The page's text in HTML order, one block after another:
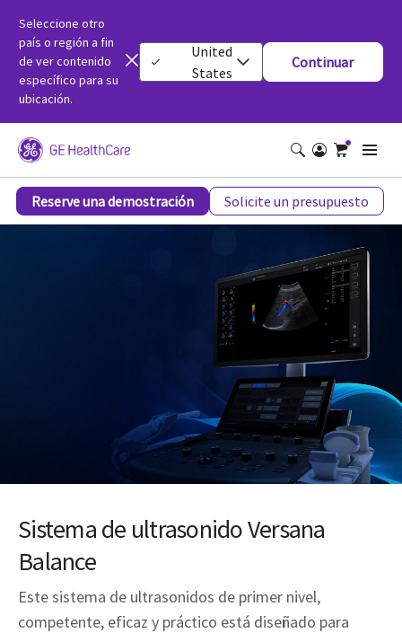
Seleccione otro
país o región a fin
de ver contenido
específico para su
ubicación.
United
States
Continuar
Sistema de ultrasonido Versana Balance
Reserve una demostración Solicite un presupuesto
Sistema de ultrasonido Versana
Balance
Este sistema de ultrasonidos de primer nivel,
competente, eficaz y práctico está diseñado para